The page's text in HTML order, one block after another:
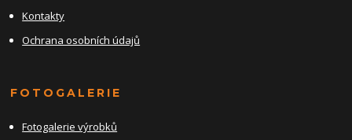
Kontakty
Ochrana osobních údajů
FOTOGALERIE
Fotogalerie výrobků